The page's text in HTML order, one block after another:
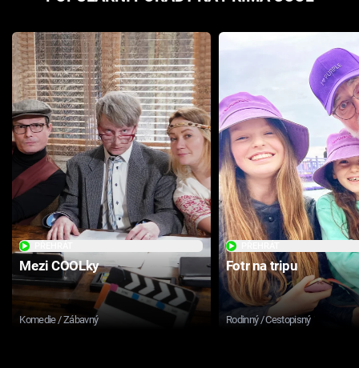
Mezi COOLky
Komedie / Zábavný
Fotr na tripu
Rodinný / Cestopisný